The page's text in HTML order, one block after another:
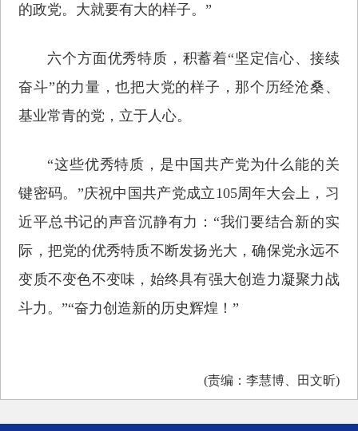
的政党。大就要有大的样子。”
六个方面优秀特质，积蓄着“坚定信心、接续
奋斗”的力量，也把大党的样子，那个历经沧桑、
基业常青的党，立于人心。
“这些优秀特质，是中国共产党为什么能的关
键密码。”庆祝中国共产党成立105周年大会上，习
近平总书记的声音沉静有力：“我们要结合新的实
际，把党的优秀特质不断发扬光大，确保党永远不
变质不变色不变味，始终具有强大创造力凝聚力战
斗力。”“奋力创造新的历史辉煌！”
(责编：李慧博、田文昕)